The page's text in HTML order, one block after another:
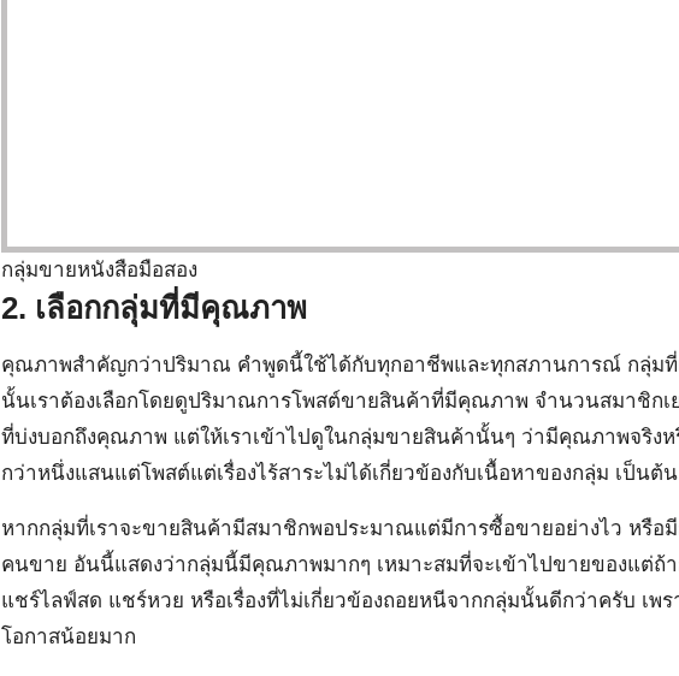
กลุ่มขายหนังสือมือสอง
2. เลือกกลุ่มที่มีคุณภาพ
คุณภาพสำคัญกว่าปริมาณ คำพูดนี้ใช้ได้กับทุกอาชีพและทุกสภานการณ์ กลุ่มที่
นั้นเราต้องเลือกโดยดูปริมาณการโพสต์ขายสินค้าที่มีคุณภาพ จำนวนสมาชิกเ
ที่บ่งบอกถึงคุณภาพ แต่ให้เราเข้าไปดูในกลุ่มขายสินค้านั้นๆ ว่ามีคุณภาพจริง
กว่าหนึ่งแสนแต่โพสต์แต่เรื่องไร้สาระไม่ได้เกี่ยวข้องกับเนื้อหาของกลุ่ม เป็นต้น
หากกลุ่มที่เราจะขายสินค้ามีสมาชิกพอประมาณแต่มีการซื้อขายอย่างไว หรือ
คนขาย อันนี้แสดงว่ากลุ่มนี้มีคุณภาพมากๆ เหมาะสมที่จะเข้าไปขายของแต่ถ้
แชร์ไลฟ์สด แชร์หวย หรือเรื่องที่ไม่เกี่ยวข้องถอยหนีจากกลุ่มนั้นดีกว่าครับ เพ
โอกาสน้อยมาก